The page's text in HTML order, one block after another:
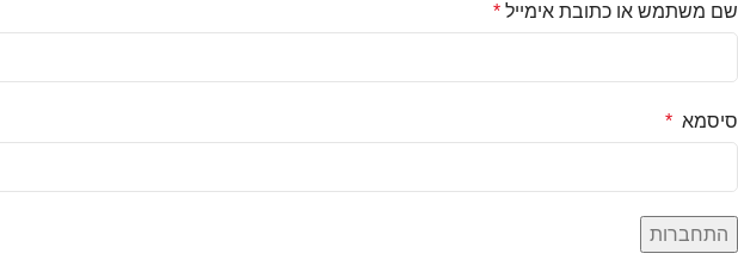
שם משתמש או כתובת אימייל *
סיסמא *
התחברות